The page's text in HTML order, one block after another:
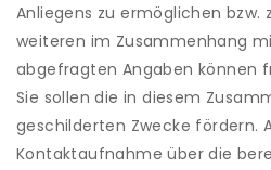
Anliegens zu ermöglichen bzw.
weiteren im Zusammenhang
abgefragten Angaben können
Sie sollen die in diesem
geschilderten Zwecke fördern.
Kontaktaufnahme über die